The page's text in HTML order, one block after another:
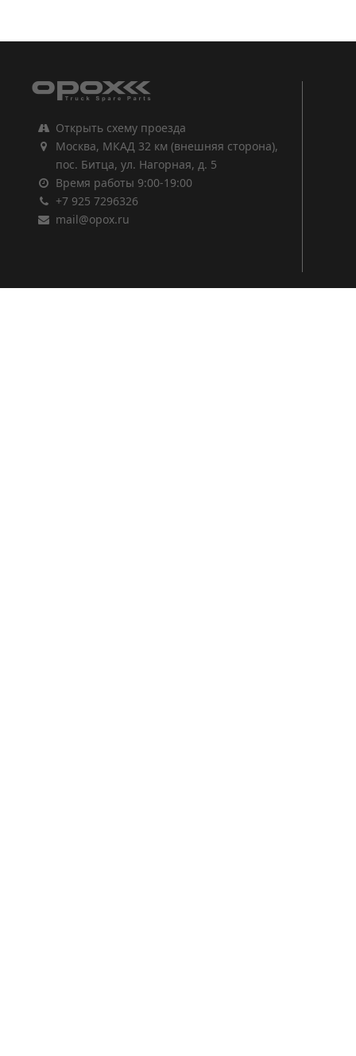
Открыть схему проезда
Москва, МКАД 32 км (внешняя сторона),
пос. Битца, ул. Нагорная, д. 5
Время работы 9:00-19:00
+7 925 7296326
mail@opox.ru